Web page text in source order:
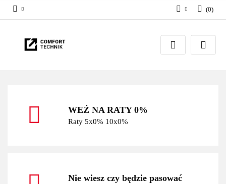
Zaloguj się
Zarejestruj się
(0)
WEŹ NA RATY 0%
Raty 5x0% 10x0%
Nie wiesz czy będzie pasować